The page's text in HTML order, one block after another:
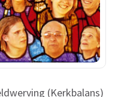
(Kerkbalans)